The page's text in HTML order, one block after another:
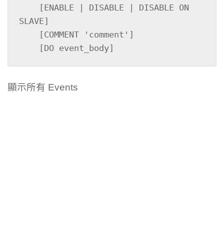
SLAVE]
    [DO event_body]
顯示所有 Events